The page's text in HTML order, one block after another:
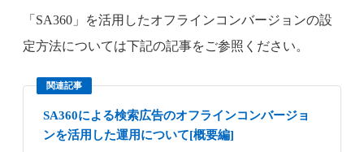
「SA360」を活用したオフラインコンバージョンの設
定方法については下記の記事をご参照ください。
関連記事
SA360による検索広告のオフラインコンバージョ
ンを活用した運用について[概要編]